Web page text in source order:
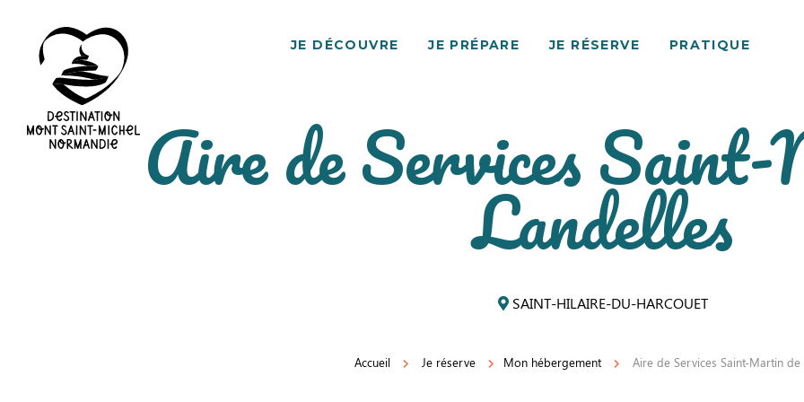
JE DÉCOUVRE JE PRÉPARE JE RÉSERVE PRATIQUE
Aire de Services
Landelles
SAINT-HILAIRE-DU-HARCOUET
Accueil Je réserve Mon hébergement Aire de Services Saint-Martin de